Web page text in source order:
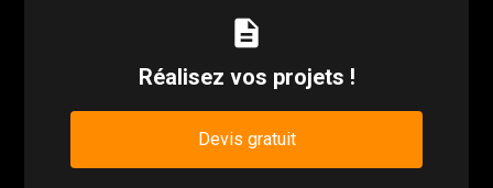
description
Réalisez vos projets !
Devis gratuit